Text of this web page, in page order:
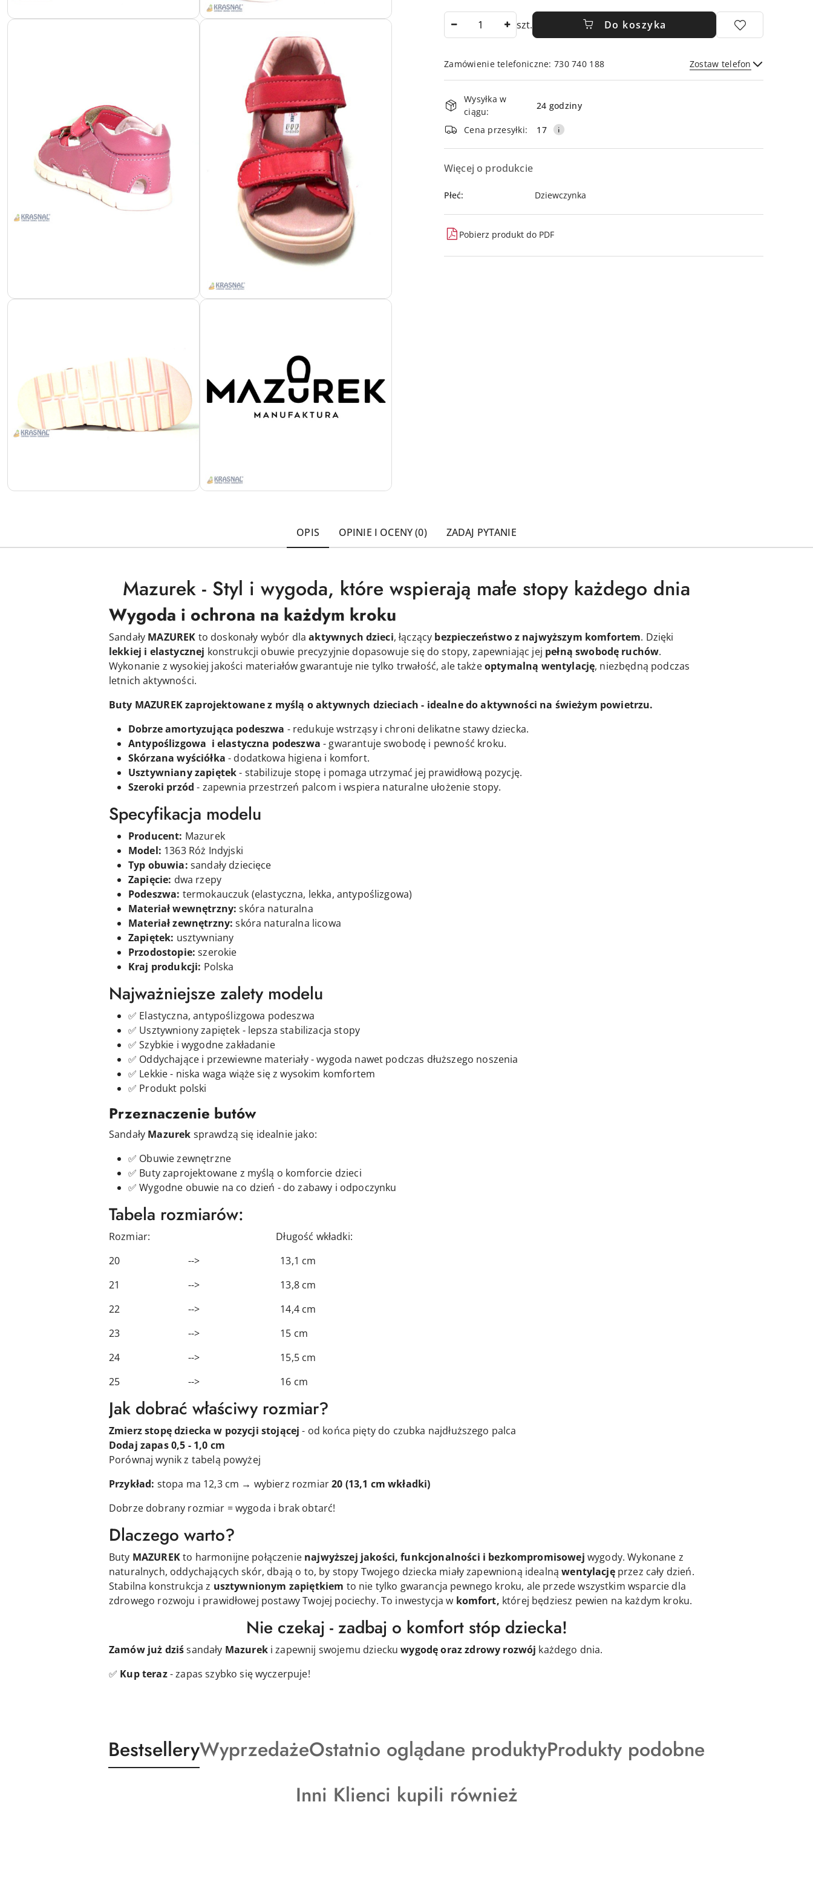
szt. Do koszyka
Zamówienie telefoniczne: 730 740 188 Zostaw telefon
Wyślij
Dostępność
i
dostawa
Wysyłka w
ciągu:
24 godziny
Cena przesyłki: 17
Więcej o produkcie
Płeć: Dziewczynka
Pobierz produkt do PDF
OPIS OPINIE I OCENY (0) ZADAJ PYTANIE
Mazurek - Styl i wygoda, które wspierają małe stopy każdego dnia
Wygoda i ochrona na każdym kroku
Sandały MAZUREK to doskonały wybór dlaaktywnych dzieci, łączący bezpieczeństwo z najwyższym komfortem. Dzięki
lekkiej i elastycznej konstrukcji obuwie precyzyjnie dopasowuje się do stopy, zapewniając jej pełną swobodę ruchów.
Wykonanie z wysokiej jakości materiałów gwarantuje nie tylko trwałość, ale takżeoptymalną wentylację, niezbędną podczas
letnich aktywności.
Buty MAZUREK zaprojektowane z myślą o aktywnych dzieciach - idealne do aktywności na świeżym powietrzu.
Dobrze amortyzująca podeszwa - redukuje wstrząsy i chroni delikatne stawy dziecka.
Antypoślizgowa i elastyczna podeszwa - gwarantuje swobodę i pewność kroku.
Skórzana wyściółka- dodatkowa higiena i komfort.
Usztywniany zapiętek- stabilizuje stopę i pomaga utrzymać jej prawidłową pozycję.
Szeroki przód - zapewnia przestrzeń palcom i wspiera naturalne ułożenie stopy.
Specyfikacja modelu
Producent: Mazurek
Model: 1363 Róż Indyjski
Typ obuwia: sandały dziecięce
Zapięcie: dwa rzepy
Podeszwa: termokauczuk (elastyczna, lekka, antypoślizgowa)
Materiał wewnętrzny: skóra naturalna
Materiał zewnętrzny: skóra naturalna licowa
Zapiętek: usztywniany
Przodostopie: szerokie
Kraj produkcji: Polska
Najważniejsze zalety modelu
✅ Elastyczna, antypoślizgowa podeszwa
✅ Usztywniony zapiętek - lepsza stabilizacja stopy
✅ Szybkie i wygodne zakładanie
✅ Oddychające i przewiewne materiały - wygoda nawet podczas dłuższego noszenia
✅ Lekkie - niska waga wiąże się z wysokim komfortem
✅ Produkt polski
Przeznaczenie butów
Sandały Mazurek sprawdzą się idealnie jako:
✅ Obuwie zewnętrzne
✅ Butyzaprojektowane z myślą o komforcie dzieci
✅ Wygodne obuwie na co dzień - do zabawy i odpoczynku
Tabela rozmiarów:
Rozmiar: Długość wkładki:
20 --> 13,1 cm
21 --> 13,8 cm
22 --> 14,4 cm
23 --> 15 cm
24 --> 15,5 cm
25 --> 16 cm
Jak dobrać właściwy rozmiar?
Zmierz stopę dziecka w pozycji stojącej - od końca pięty do czubka najdłuższego palca
Dodaj zapas 0,5 - 1,0 cm
Porównaj wynik z tabelą powyżej
Przykład: stopa ma 12,3 cm → wybierz rozmiar20 (13,1 cm wkładki)
Dobrze dobrany rozmiar = wygoda i brak obtarć!
Dlaczego warto?
Buty MAZUREKto harmonijne połączenie najwyższej jakości, funkcjonalności i bezkompromisowej wygody. Wykonane z
naturalnych, oddychających skór, dbają o to, by stopy Twojego dziecka miały zapewnioną idealnąwentylację przez cały dzień.
Stabilna konstrukcja z usztywnionym zapiętkiem to nie tylko gwarancja pewnego kroku, ale przede wszystkim wsparcie dla
zdrowego rozwoju i prawidłowej postawy Twojej pociechy. To inwestycja w komfort, której będziesz pewien na każdym kroku.
Nie czekaj - zadbaj o komfort stóp dziecka!
Zamów już dziśsandały Mazurek i zapewnij swojemu dzieckuwygodę oraz zdrowy rozwój każdego dnia.
✅ Kup teraz- zapas szybko się wyczerpuje!
Pomiń karuzelę produktów
Produkty
o
BestselleryProdukty
o
WyprzedażeProdukty
statusie:
Ostatnio oglądane produktyProdukty
Produkty podobne
Produkty
Inni Klienci kupili również